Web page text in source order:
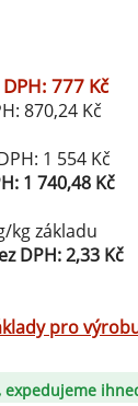
777 Kč
870,24 Kč
1 554 Kč
1 740,48 Kč
kg základu
DPH: 2,33 Kč
pro
expedujeme